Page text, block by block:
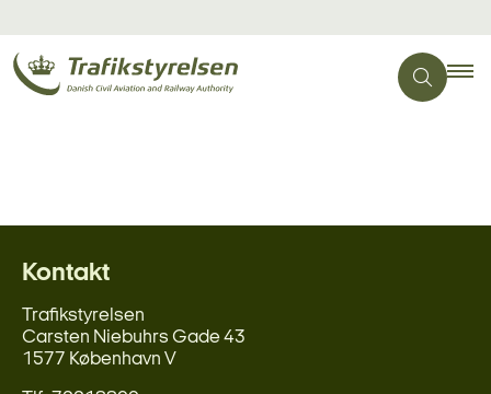
Kontakt
Trafikstyrelsen
Carsten Niebuhrs Gade 43
1577 København V